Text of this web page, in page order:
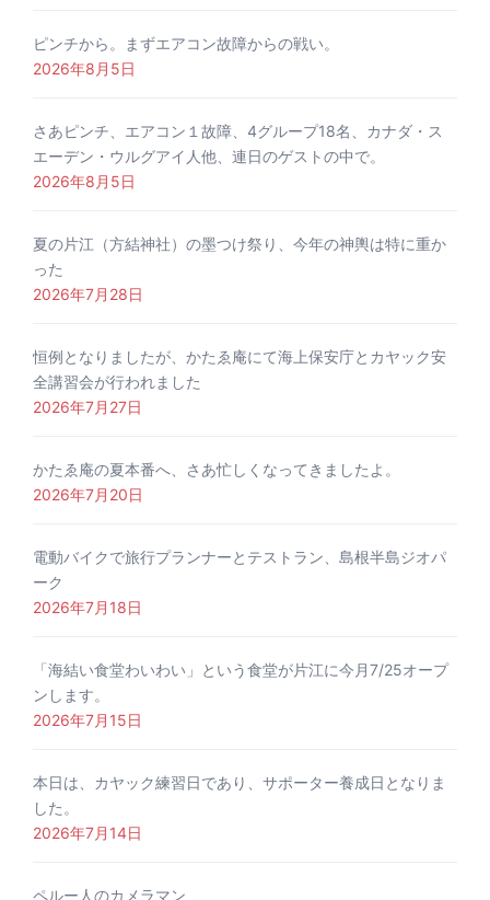
ピンチから。まずエアコン故障からの戦い。
2026年8月5日
さあピンチ、エアコン１故障、4グループ18名、カナダ・ス
エーデン・ウルグアイ人他、連日のゲストの中で。
2026年8月5日
夏の片江（方結神社）の墨つけ祭り、今年の神輿は特に重か
った
2026年7月28日
恒例となりましたが、かたゑ庵にて海上保安庁とカヤック安
全講習会が行われました
2026年7月27日
かたゑ庵の夏本番へ、さあ忙しくなってきましたよ。
2026年7月20日
電動バイクで旅行プランナーとテストラン、島根半島ジオパ
ーク
2026年7月18日
「海結い食堂わいわい」という食堂が片江に今月7/25オープ
ンします。
2026年7月15日
本日は、カヤック練習日であり、サポーター養成日となりま
した。
2026年7月14日
ペルー人のカメラマン